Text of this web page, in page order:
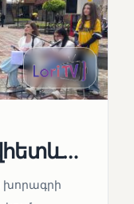
խորագրի